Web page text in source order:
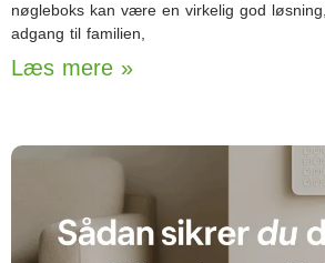
nøgleboks kan være en virkelig god
adgang til familien,
Læs mere »